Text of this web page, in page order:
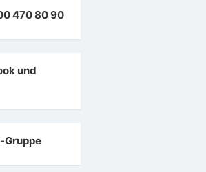
470 80 90
und
Gruppe